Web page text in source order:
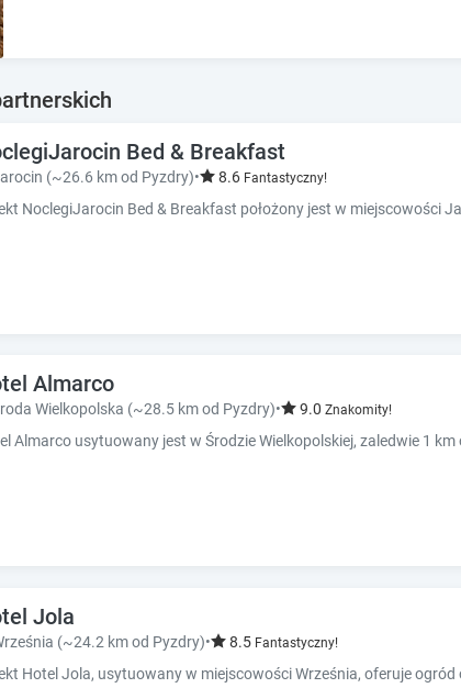
a
e
n
a
l
e
t
r
s
Bed & Breakfast
(~26.6 km od Pyzdry)• 8.6 Fantastyczny!
Almarco
Wielkopolska (~28.5 km od Pyzdry)• 9.0 Znakomity!
Jola
(~24.2 km od Pyzdry)• 8.5 Fantastyczny!